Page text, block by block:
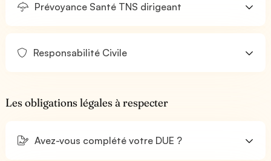
Prévoyance Santé TNS dirigeant
Responsabilité Civile
Les obligations légales à respecter
Avez-vous complété votre DUE ?